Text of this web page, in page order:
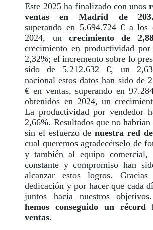
Este 2025 ha finalizado con unos
ventas
en Madrid de
superando en 5.694.724 € a los
2024, un crecimiento de
crecimiento en productividad por
2,32%; el incremento sobre lo
sido de 5.212.632 €, un
nacional estos datos han sido de
€ en ventas, superando en
obtenidos en 2024, un
La productividad por vendedor
2,66%. Resultados que no
sin el esfuerzo denuestra red
cual queremos agradecérselo de
y también al equipo comercial,
constante y compromiso han
alcanzar estos logros.
dedicación y por hacer que cada
juntos hacia nuestros
hemos conseguido un récord
ventas.